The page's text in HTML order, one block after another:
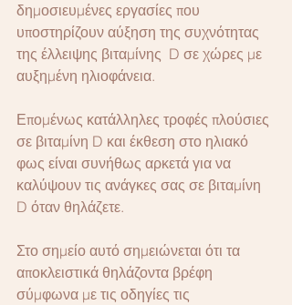
δημοσιευμένες εργασίες που
υποστηρίζουν αύξηση της συχνότητας
της έλλειψης βιταμίνης  D σε χώρες με
αυξημένη ηλιοφάνεια.
Επομένως κατάλληλες τροφές πλούσιες
σε βιταμίνη D και έκθεση στο ηλιακό
φως είναι συνήθως αρκετά για να
καλύψουν τις ανάγκες σας σε βιταμίνη
D όταν θηλάζετε.
Στο σημείο αυτό σημειώνεται ότι τα
αποκλειστικά θηλάζοντα βρέφη
σύμφωνα με τις οδηγίες τις